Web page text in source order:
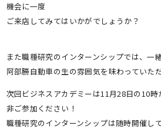
機会に一度
ご来店してみてはいかがでしょうか？
また職種研究のインターンシップでは、一
阿部勝自動車の生の雰囲気を味わっていた
次回ビジネスアカデミーは11月28日の10
非ご参加ください！
職種研究のインターンシップは随時開催し